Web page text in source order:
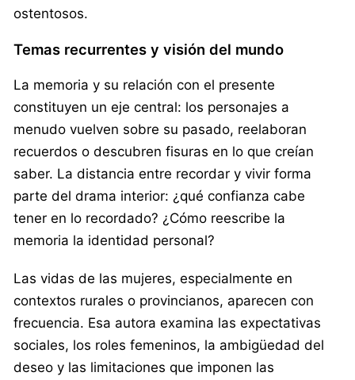
ostentosos.
Temas recurrentes y visión del mundo
La memoria y su relación con el presente
constituyen un eje central: los personajes a
menudo vuelven sobre su pasado, reelaboran
recuerdos o descubren fisuras en lo que creían
saber. La distancia entre recordar y vivir forma
parte del drama interior: ¿qué confianza cabe
tener en lo recordado? ¿Cómo reescribe la
memoria la identidad personal?
Las vidas de las mujeres, especialmente en
contextos rurales o provincianos, aparecen con
frecuencia. Esa autora examina las expectativas
sociales, los roles femeninos, la ambigüedad del
deseo y las limitaciones que imponen las